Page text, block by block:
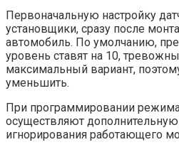
Первоначальную настройку
установщики, сразу после
автомобиль. По умолчанию,
уровень ставят на 10,
максимальный вариант,
уменьшить.
При программировании режима
осуществляют
игнорирования работающего